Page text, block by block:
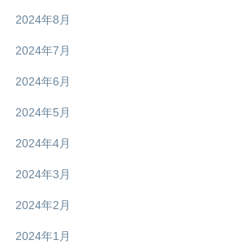
2024年8月
2024年7月
2024年6月
2024年5月
2024年4月
2024年3月
2024年2月
2024年1月